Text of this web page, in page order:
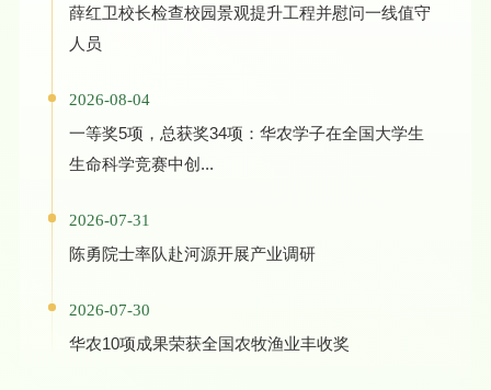
薛红卫校长检查校园景观提升工程并慰问一线值守
人员
2026-08-04
一等奖5项，总获奖34项：华农学子在全国大学生
生命科学竞赛中创...
2026-07-31
陈勇院士率队赴河源开展产业调研
2026-07-30
华农10项成果荣获全国农牧渔业丰收奖